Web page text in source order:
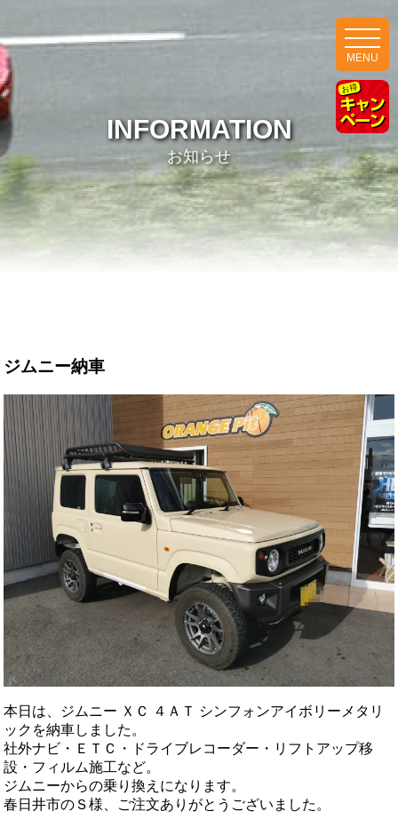
MENU
INFORMATION
お知らせ
ジムニー納車
本日は、ジムニー ＸＣ ４ＡＴ シンフォンアイボリーメタリ
ックを納車しました。
社外ナビ・ＥＴＣ・ドライブレコーダー・リフトアップ移
設・フィルム施工など。
ジムニーからの乗り換えになります。
春日井市のＳ様、ご注文ありがとうございました。